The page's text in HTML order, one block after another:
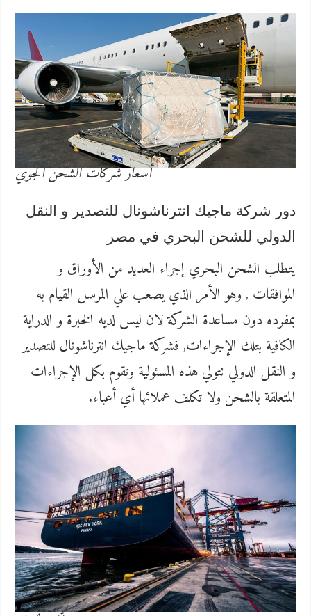
أسعار شركات الشحن الجوي
دور شركة ماجيك انترناشونال للتصدير و النقل
الدولي للشحن البحري في مصر
يتطلب الشحن البحري إجراء العديد من الأوراق و
الموافقات , وهو الأمر الذي يصعب علي المرسل القيام به
بمفرده دون مساعدة الشركة لان ليس لديه الخبرة و الدراية
الكافية بتلك الإجراءات, فشركة ماجيك انترناشونال للتصدير
و النقل الدولي تتولي هذه المسئولية وتقوم بكل الإجراءات
المتعلقة بالشحن ولا تكلف عملائها أي أعباء.